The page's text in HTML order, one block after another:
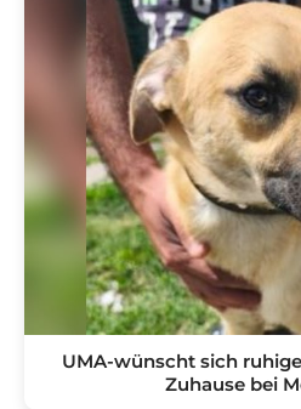
UMA-wünscht sich
Zuhause bei